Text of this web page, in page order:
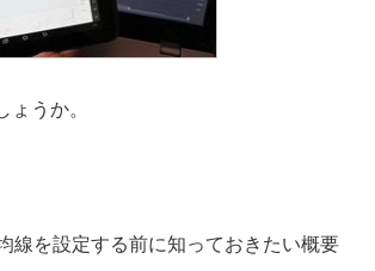
ょうか。
線を設定する前に知っておきたい概要